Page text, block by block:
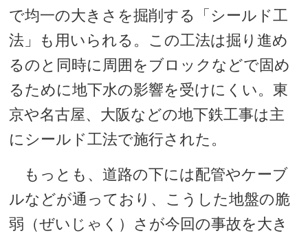
で均一の大きさを掘削する「シールド工
法」も用いられる。この工法は掘り進め
るのと同時に周囲をブロックなどで固め
るために地下水の影響を受けにくい。東
京や名古屋、大阪などの地下鉄工事は主
にシールド工法で施行された。
もっとも、道路の下には配管やケーブ
ルなどが通っており、こうした地盤の脆
弱（ぜいじゃく）さが今回の事故を大き